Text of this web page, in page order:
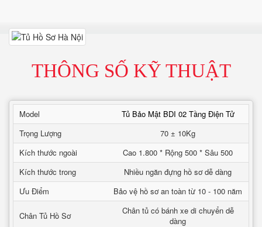
THÔNG SỐ KỸ THUẬT
Model
Tủ Bảo Mật BDI 02 Tầng Điện Tử
Trọng Lượng
70 ± 10Kg
Kích thước ngoài
Cao 1.800 * Rộng 500 * Sâu 500
Kích thước trong
Nhiều ngăn đựng hồ sơ dễ dàng
Ưu Điểm
Bảo vệ hồ sơ an toàn từ 10 - 100 năm
Chân Tủ Hồ Sơ
Chân tủ có bánh xe di chuyển dễ
dàng